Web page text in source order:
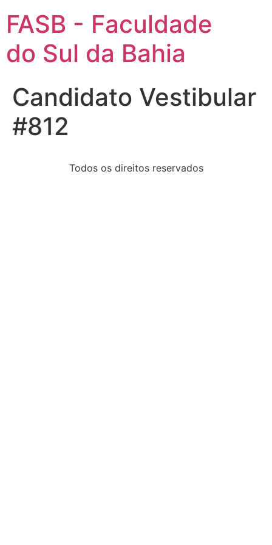
FASB - Faculdade
do Sul da Bahia
Candidato Vestibular
#812
Todos os direitos reservados